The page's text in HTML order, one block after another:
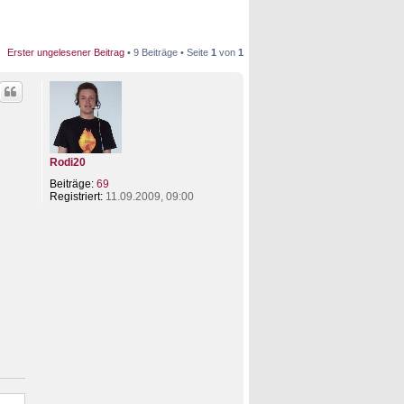
Erster ungelesener Beitrag • 9 Beiträge • Seite 1 von 1
Rodi20
Beiträge: 69
Registriert: 11.09.2009, 09:00